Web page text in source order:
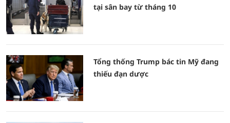
tại sân bay từ tháng 10
Tổng thống Trump bác tin Mỹ đang
thiếu đạn dược